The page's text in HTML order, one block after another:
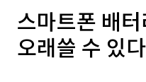
스마트폰 배
오래쓸 수 있